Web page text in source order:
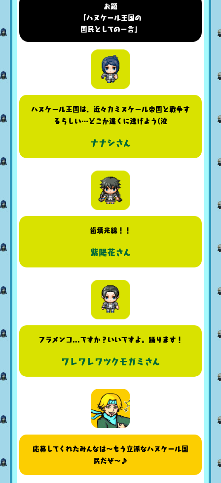
お題
「ハヌケール王国の
国民としての一言」
ハヌケール王国は、近々カミヌケール帝国と戦争す
るらしい…どこか遠くに逃げよう(泣
ナナシさん
歯壊光線！！
紫陽花さん
フラメンコ...ですか？いいですよ。踊ります！
ワレワレワツクモガミさん
応募してくれたみんなは〜もう立派なハヌケール国
民だぜ〜♪